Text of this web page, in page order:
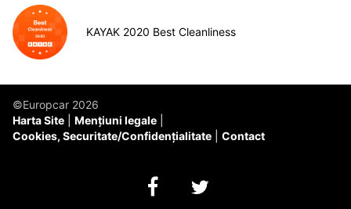
KAYAK 2020 Best Cleanliness
©Europcar 2026
Harta Site
Mențiuni legale
Cookies, Securitate/Confidențialitate
Contact